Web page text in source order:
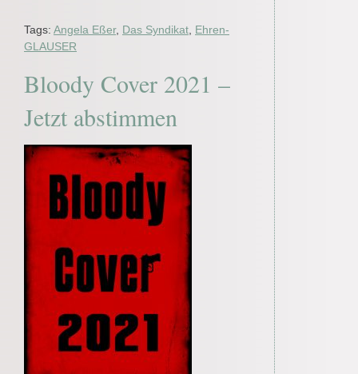
Tags: Angela Eßer, Das Syndikat, Ehren-
GLAUSER
Bloody Cover 2021 –
Jetzt abstimmen